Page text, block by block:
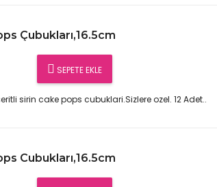
Çubukları,16.5cm
SEPETE EKLE
sirin cake pops cubuklari.Sizlere ozel. 12 Adet..
Cubukları,16.5cm